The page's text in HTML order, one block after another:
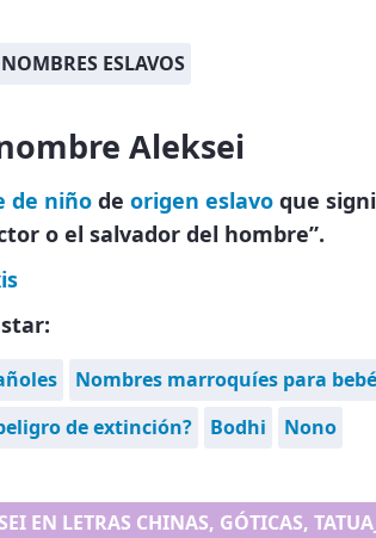
NOMBRES ESLAVOS
Aleksei
de niño de origen eslavo que
o el salvador del hombre”.
Nombres marroquíes para
de extinción?
Bodhi Nono
EN LETRAS CHINAS, GÓTICAS,